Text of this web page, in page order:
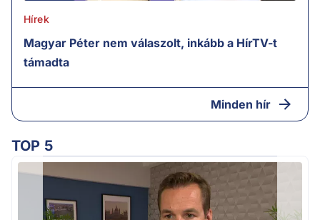
Hírek
Magyar Péter nem válaszolt, inkább a HírTV-t
támadta
Minden hír
TOP 5